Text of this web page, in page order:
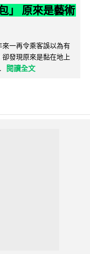
」 原來是藝術
一再令乘客誤以為有
發現原來是黏在地上
閱讀全文